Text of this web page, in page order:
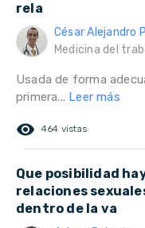
rela
César Alejandro
Medicina del
Usada de forma
primera... Leer más
remove_red_eye 464 vistas
Que posibilidad
relaciones
dentro de la va